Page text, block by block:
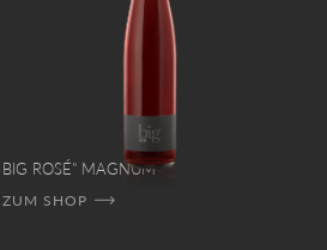
ROSÉ" MAGNUM
ZUM SHOP